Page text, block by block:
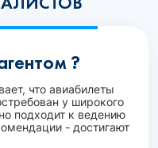
?
что авиабилеты
у широкого
подходит к ведению
- достигают